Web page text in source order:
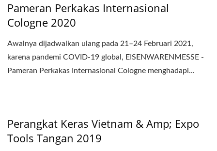
Pameran Perkakas Internasional
Cologne 2020
Awalnya dijadwalkan ulang pada 21–24 Februari 2021,
karena pandemi COVID-19 global, EISENWARENMESSE -
Pameran Perkakas Internasional Cologne menghadapi...
Perangkat Keras Vietnam & Amp; Expo
Tools Tangan 2019